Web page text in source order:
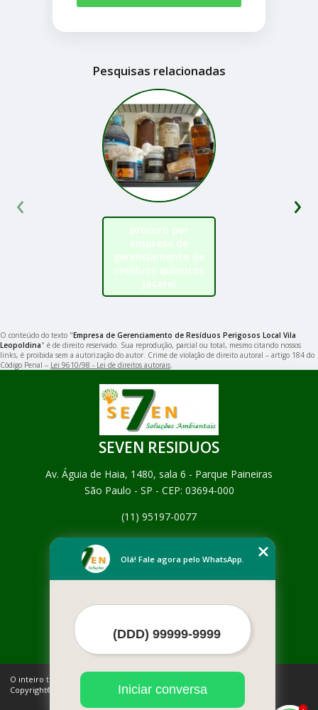
Pesquisas relacionadas
procuro por
empresa de
gerenciamento de
resíduos químicos
Jacareí
‹ ›
O conteúdo do texto "Empresa de Gerenciamento de Resíduos Perigosos Local Vila
Leopoldina" é de direito reservado. Sua reprodução, parcial ou total, mesmo citando nossos
links, é proibida sem a autorização do autor. Crime de violação de direito autoral – artigo 184 do
Código Penal – Lei 9610/98 - Lei de direitos autorais.
SEVEN RESIDUOS
Av. Águia de Haia, 1480, sala 6 - Parque Paineiras
São Paulo - SP - CEP: 03694-000
(11) 95197-0077
Empresa
Contato
Mais Serviços
O inteiro teor deste site está sujeito à proteção de direitos autorais.
Copyright© SEVEN RESIDUOS (Lei 9610 de 19/02/1998)
Olá! Fale agora pelo WhatsApp.
Iniciar conversa